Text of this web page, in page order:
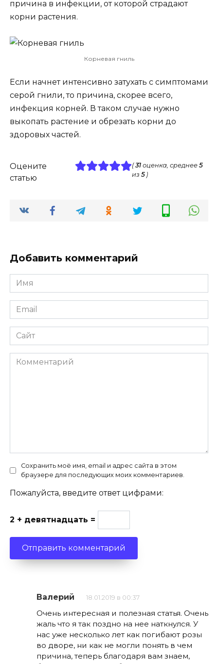
причина в инфекции, от которой страдают
корни растения.
Корневая гниль
Если начнет интенсивно затухать с симптомами
серой гнили, то причина, скорее всего,
инфекция корней. В таком случае нужно
выкопать растение и обрезать корни до
здоровых частей.
Оцените
статью
(31оценка, среднее 5
из 5)
Добавить комментарий
Имя
*
Email
*
Сайт
Комментарий
Сохранить моё имя, email и адрес сайта в этом
браузере для последующих моих комментариев.
Пожалуйста, введите ответ цифрами:
2 + девятнадцать =
Валерий 18.01.2019 в 00:37
Очень интересная и полезная статья. Очень
жаль что я так поздно на нее наткнулся. У
нас уже несколько лет как погибают розы
во дворе, ни как не могли понять в чем
причина, теперь благодаря вам знаем,